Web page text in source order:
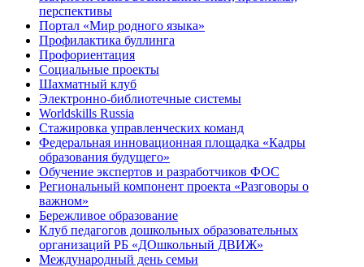
перспективы
Портал «Мир родного языка»
Профилактика буллинга
Профориентация
Социальные проекты
Шахматный клуб
Электронно-библиотечные системы
Worldskills Russia
Стажировка управленческих команд
Федеральная инновационная площадка «Кадры
образования будущего»
Обучение экспертов и разработчиков ФОС
Региональный компонент проекта «Разговоры о
важном»
Бережливое образование
Клуб педагогов дошкольных образовательных
организаций РБ «ДОшкольный ДВИЖ»
Международный день семьи